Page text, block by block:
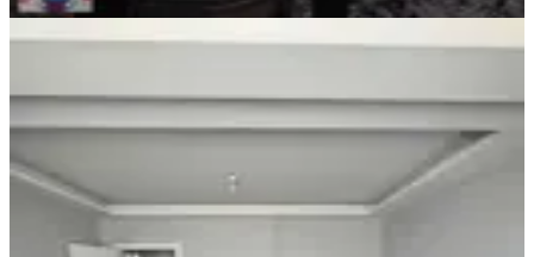
Hürriyet Mahallesi İlçe Jandarma
Akhisar, Hürriyet Mahallesi
24.000 ₺